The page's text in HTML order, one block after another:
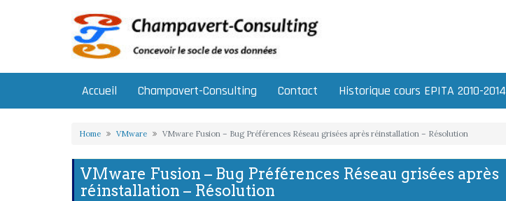
Accueil Champavert-Consulting Contact Historique cours EPITA 2010-2014
Home VMware VMware Fusion – Bug Préférences Réseau grisées après réinstallation – Résolution
VMware Fusion – Bug Préférences Réseau grisées après
réinstallation – Résolution